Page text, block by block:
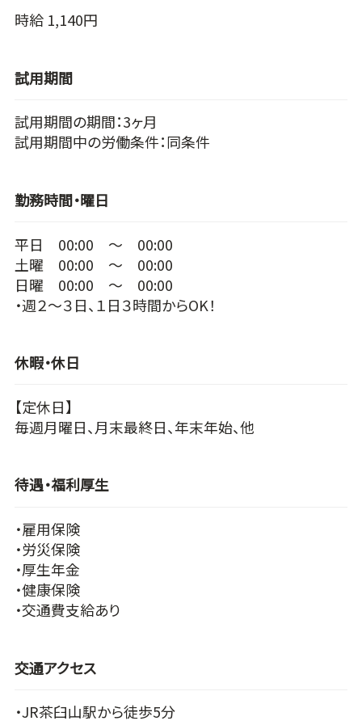
時給 1,140円
試用期間
試用期間の期間：3ヶ月
試用期間中の労働条件：同条件
勤務時間・曜日
平日 00:00 ～ 00:00
土曜 00:00 ～ 00:00
日曜 00:00 ～ 00:00
・週２～３日、１日３時間からOK！
休暇・休日
【定休日】
毎週月曜日、月末最終日、年末年始、他
待遇・福利厚生
・雇用保険
・労災保険
・厚生年金
・健康保険
・交通費支給あり
交通アクセス
・JR茶臼山駅から徒歩5分